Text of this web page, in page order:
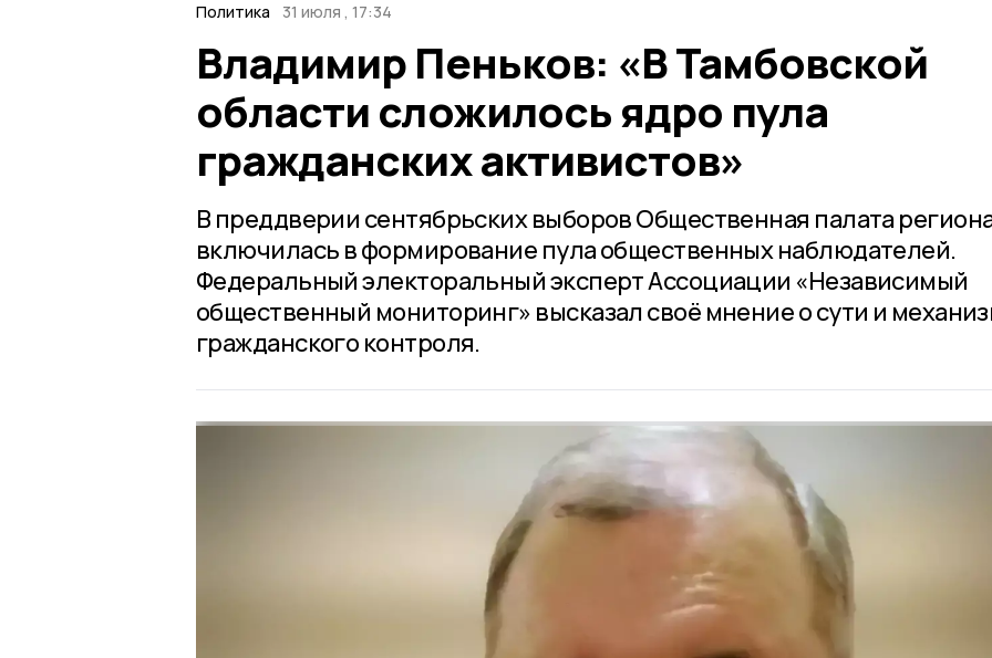
Политика 31 июля , 17:34
Владимир Пеньков: «В Тамбовской
области сложилось ядро пула
гражданских активистов»
В преддверии сентябрьских выборов Общественная палата
включилась в формирование пула общественных наблюдателей.
Федеральный электоральный эксперт Ассоциации «Независимый
общественный мониторинг» высказал своё мнение о сути и
гражданского контроля.